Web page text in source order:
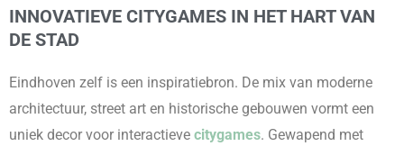
INNOVATIEVE CITYGAMES IN HET HART VAN
DE STAD
Eindhoven zelf is een inspiratiebron. De mix van moderne
architectuur, street art en historische gebouwen vormt een
uniek decor voor interactieve citygames. Gewapend met